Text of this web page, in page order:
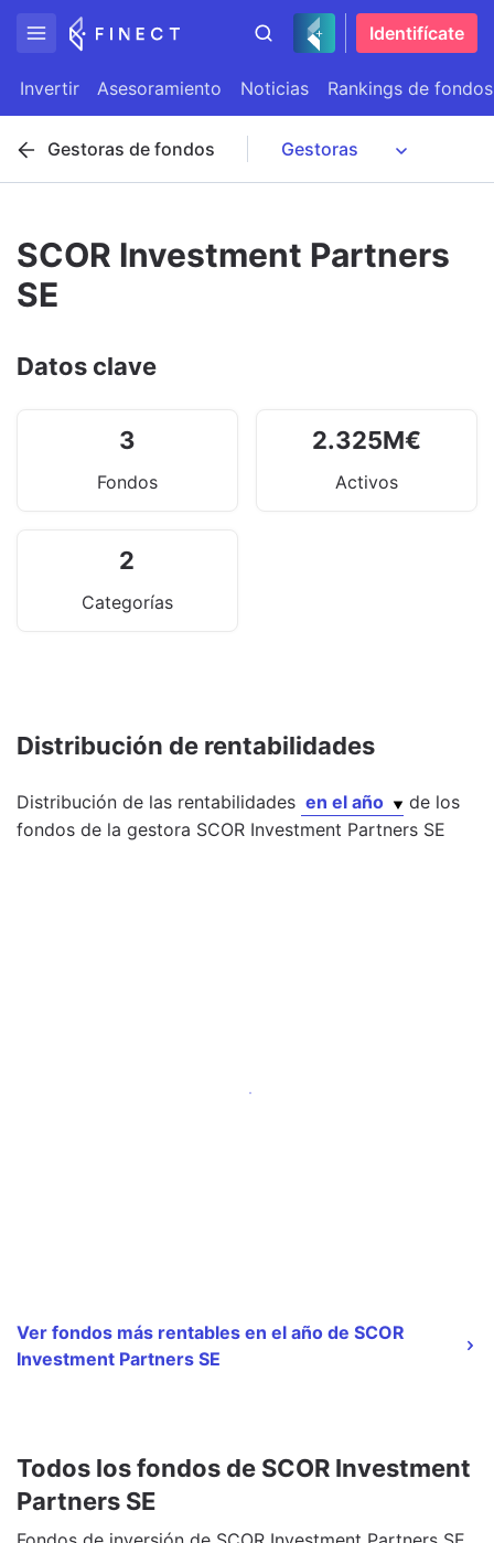
Identifícate
Invertir Asesoramiento Noticias Rankings de fondos
Gestoras de fondos
SCOR Investment Partners
SE
Datos clave
3
Fondos
2.325M€
Activos
2
Categorías
Distribución de rentabilidades
Distribución de las rentabilidades en el año
de los
fondos de la gestora SCOR Investment Partners SE
Ver fondos más rentables en el año de SCOR
Investment Partners SE
Todos los fondos de SCOR Investment
Partners SE